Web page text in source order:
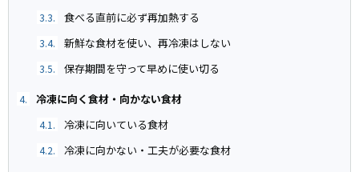
3.3. 食べる直前に必ず再加熱する
3.4. 新鮮な食材を使い、再冷凍はしない
3.5. 保存期間を守って早めに使い切る
4. 冷凍に向く食材・向かない食材
4.1. 冷凍に向いている食材
4.2. 冷凍に向かない・工夫が必要な食材